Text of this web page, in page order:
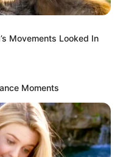
Movements Looked In
Moments